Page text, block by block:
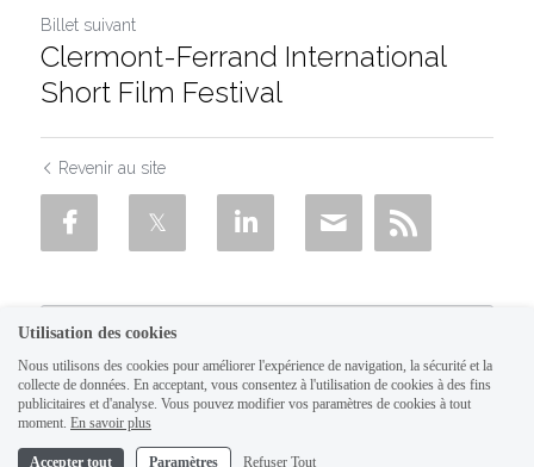
Billet suivant
Clermont-Ferrand International
Short Film Festival
Revenir au site
Utilisation des cookies
Nous utilisons des cookies pour améliorer l'expérience de navigation, la sécurité et la
collecte de données. En acceptant, vous consentez à l'utilisation de cookies à des fins
publicitaires et d'analyse. Vous pouvez modifier vos paramètres de cookies à tout
moment. En savoir plus
Accepter tout Paramètres Refuser Tout